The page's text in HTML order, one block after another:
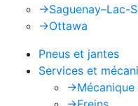
->Saguenay–Lac-
->Ottawa
Pneus et jantes
Services et
->